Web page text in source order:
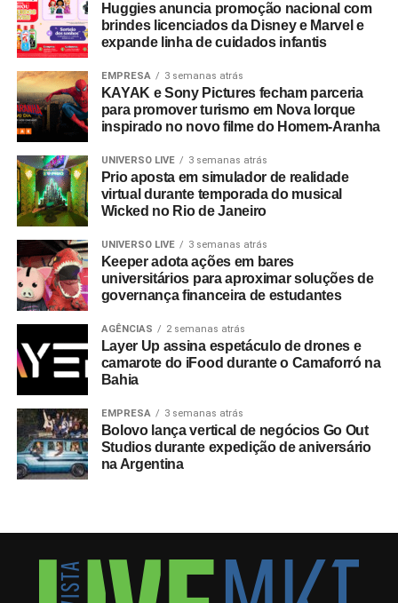
No âmbito comercial, organizações com programas
estruturados de viagens de incentivo registram até três
vezes mais chances de ultrapassar suas metas de
vendas em comparação com concorrentes sem
programas similares.
A Copa do Mundo do México, Estados Unidos e Canadá
figurou como um dos grandes catalisadores do setor.
Segundo números da FIFA, foram comercializados mais
de 607 mil pacotes de hospitalidade durante o torneio
mundial. Do total de compradores corporativos do
programa oficial, 40% integravam o segmento B2B,
figurando o Brasil entre os dez principais mercados
globais consumidores da modalidade.
A relevância das experiências esportivas de grande porte
exige planejamento de longo prazo, com marcas já
estruturando ações voltadas para a Copa do Mundo de
2030, que terá partidas distribuídas entre Espanha,
Portugal, Marrocos, Uruguai, Argentina e Paraguai.
Entre as sedes, o governo do Marrocos antecipou
investimentos por meio do programa
internacional em Casablanca e reformando outros sete
terminais nas cidades-sede do país. “A Copa de 2030
apresentará um nível de complexidade inédito para os
gestores de eventos e viagens, já que envolverá
Huggies anuncia promoção nacional com
brindes licenciados da Disney e Marvel e
expande linha de cuidados infantis
EMPRESA 3 semanas atrás
KAYAK e Sony Pictures fecham parceria
para promover turismo em Nova Iorque
inspirado no novo filme do Homem-Aranha
UNIVERSO LIVE 3 semanas atrás
Prio aposta em simulador de realidade
virtual durante temporada do musical
Wicked no Rio de Janeiro
UNIVERSO LIVE 3 semanas atrás
Keeper adota ações em bares
universitários para aproximar soluções de
governança financeira de estudantes
AGÊNCIAS 2 semanas atrás
Layer Up assina espetáculo de drones e
camarote do iFood durante o Camaforró na
Bahia
EMPRESA 3 semanas atrás
Bolovo lança vertical de negócios Go Out
Studios durante expedição de aniversário
na Argentina